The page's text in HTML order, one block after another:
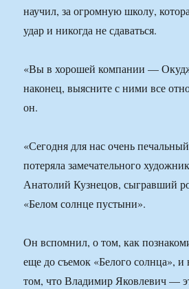
научил, за огромную школу,
удар и никогда не сдаваться.
«Вы в хорошей компании —
наконец, выясните с ними все
он.
«Сегодня для нас очень
потеряла замечательного
Анатолий Кузнецов, сыгравший
«Белом солнце пустыни».
Он вспомнил, о том, как
еще до съемок «Белого солнца», и
том, что Владимир Яковлевич —